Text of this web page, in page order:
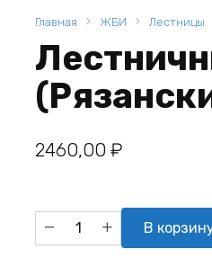
Главная ЖБИ Лестницы
2460,00 ₽
Количество
товара
В